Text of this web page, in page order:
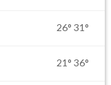
26° 31°
21° 36°